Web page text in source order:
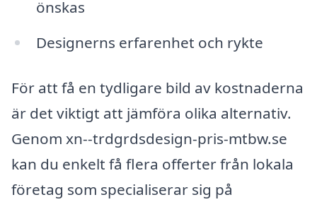
önskas
Designerns erfarenhet och rykte
För att få en tydligare bild av kostnaderna
är det viktigt att jämföra olika alternativ.
Genom xn--trdgrdsdesign-pris-mtbw.se
kan du enkelt få flera offerter från lokala
företag som specialiserar sig på